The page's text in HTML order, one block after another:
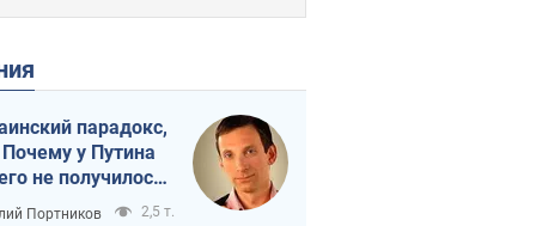
парадокс,
у Путина
не получилось
Портников 2,5 т.